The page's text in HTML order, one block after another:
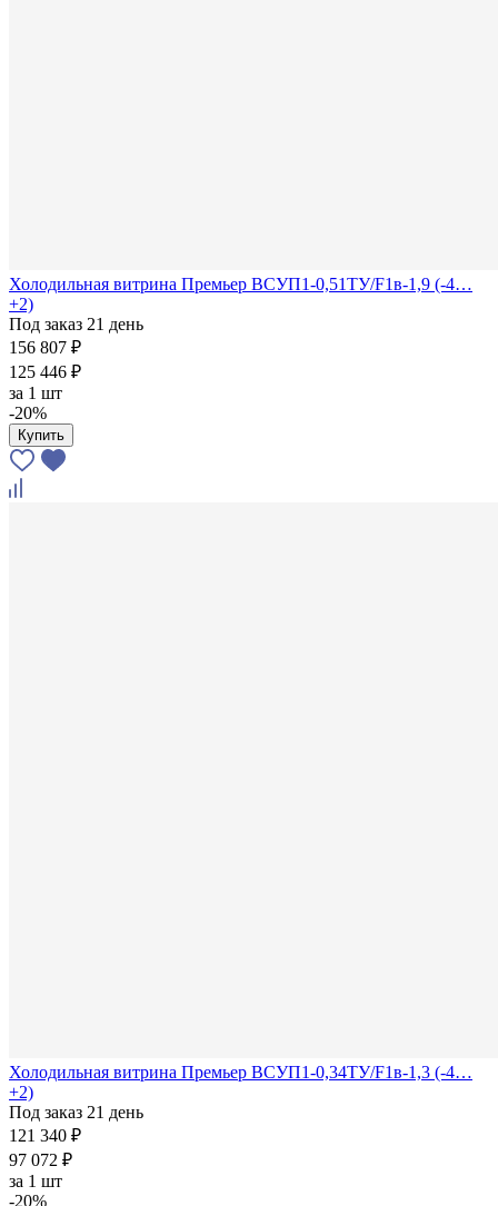
Холодильная витрина Премьер ВСУП1-0,51ТУ/F1в-1,9 (-4…
+2)
Под заказ 21 день
156 807 ₽
125 446 ₽
за 1 шт
-20%
Купить
Холодильная витрина Премьер ВСУП1-0,34ТУ/F1в-1,3 (-4…
+2)
Под заказ 21 день
121 340 ₽
97 072 ₽
за 1 шт
-20%